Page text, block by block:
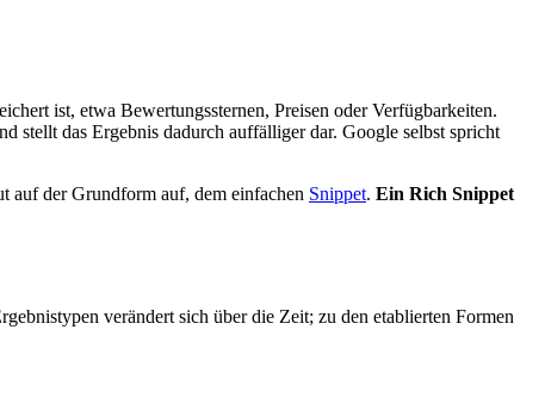
ist, etwa Bewertungssternen, Preisen oder Verfügbarkeiten.
stellt das Ergebnis dadurch auffälliger dar. Google selbst spricht
auf der Grundform auf, dem einfachen Snippet. Ein Rich Snippet
verändert sich über die Zeit; zu den etablierten Formen